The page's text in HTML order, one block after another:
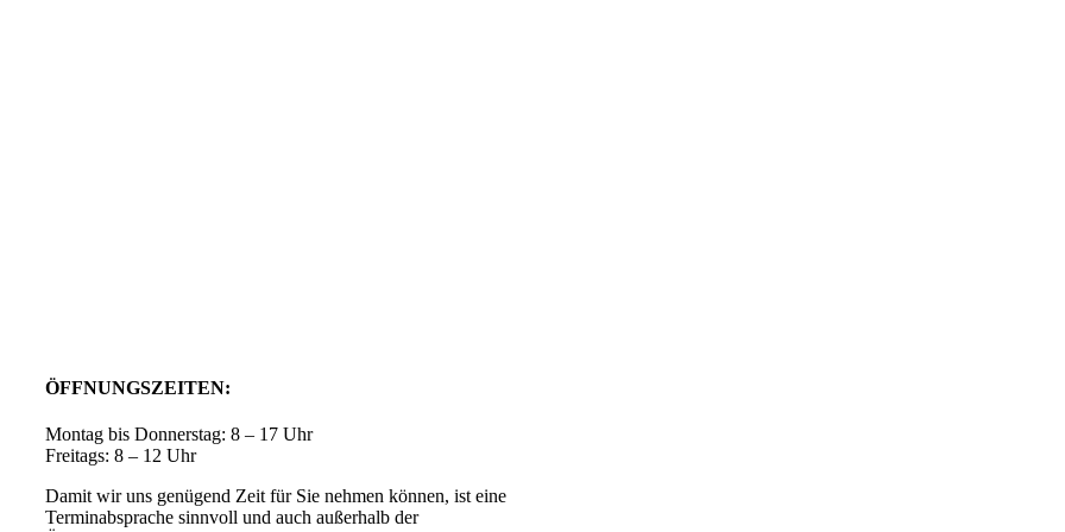
ÖFFNUNGSZEITEN:
Montag bis Donnerstag: 8 – 17 Uhr
Freitags: 8 – 12 Uhr
Damit wir uns genügend Zeit für Sie nehmen können, ist eine
Terminabsprache sinnvoll und auch außerhalb der